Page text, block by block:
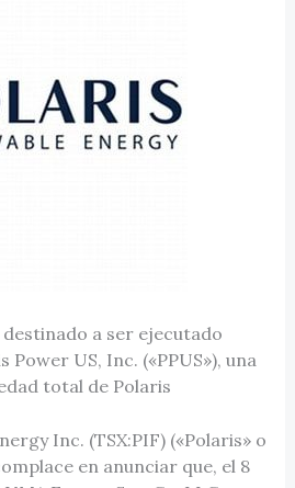
destinado a ser ejecutado
Power US, Inc. («PPUS»), una
total de Polaris
Inc. (TSX:PIF) («Polaris» o
en anunciar que, el 8